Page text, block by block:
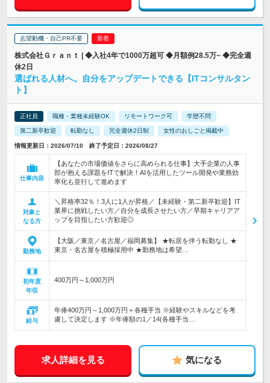
志望動機・自己PR不要
株式会社Ｇｒａｎｔ | ◆入社4年で1000万超可 ◆月額例28.5万~ ◆完全週
休2日
選ばれる人材へ。自分をアップデートできる【ITコンサルタン
ト】
正社員 職種・業種未経験OK リモートワーク可 学歴不問
第二新卒歓迎 転勤なし 完全週休2日制 女性のおしごと掲載中
情報更新日：2026/07/10 終了予定日：2026/08/27
仕事内容
【あなたの市場価値をさらに高められる仕事】大手企業の人事
部が抱える課題をITで解決！AIを活用したツール開発や業務効
率化も並行して進めます
対象と
なる方
＼昇格率32％！3人に1人が昇格／【未経験・第二新卒歓迎】IT
業界に挑戦したい方／自分を成長させたい方／早期キャリアア
ップを目指したい方歓迎◎
勤務地
【大阪／東京／名古屋／福岡募集】 ★転居を伴う転勤なし ★
東京・名古屋を積極採用中 ★勤務地は希望…
初年度
年収
400万円～1,000万円
給与
年俸400万円～1,000万円＋各種手当 ※経験やスキルなどを考
慮して決定します ※年俸額の1／14(各種手当…
求人詳細を見る 気になる